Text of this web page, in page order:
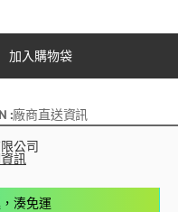
加入購物袋
:廠商直送資訊
公司
訊
湊免運